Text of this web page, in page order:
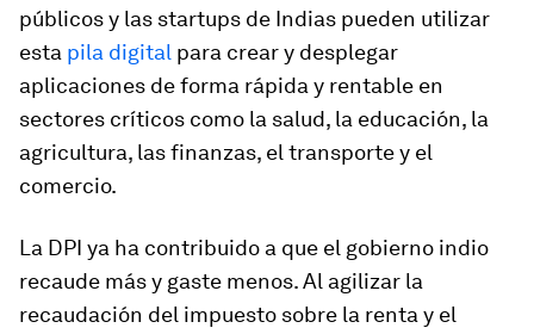
públicos y las startups de Indias pueden utilizar
esta pila digital para crear y desplegar
aplicaciones de forma rápida y rentable en
sectores críticos como la salud, la educación, la
agricultura, las finanzas, el transporte y el
comercio.
La DPI ya ha contribuido a que el gobierno indio
recaude más y gaste menos. Al agilizar la
recaudación del impuesto sobre la renta y el